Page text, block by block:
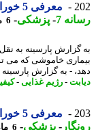
معرفی 5 خوراکی سالم برای دور نگه داشتن دیابت از بانوان!
7
-پزشکی-6 ماه پیش - سه شنبه 21 بهمن 1404، 05:10
پارسینه به نقل از
خاموشی که می تواند
- به گزارش پارسینه به
-رژیم غذایی- کیفیت
معرفی 5 خوراکی سالم برای دور نگه داشتن دیابت از بانوان!
-پزشکی-6 ماه پیش - دوشنبه 20 بهمن 1404، 22:22